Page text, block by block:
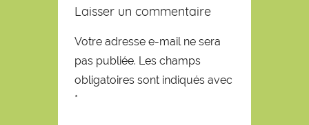
Laisser un commentaire
Votre adresse e-mail ne sera
pas publiée. Les champs
obligatoires sont indiqués avec
*